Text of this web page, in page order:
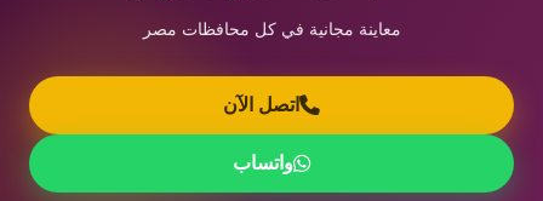
معاينة مجانية في كل محافظات مصر
اتصل الآن
واتساب